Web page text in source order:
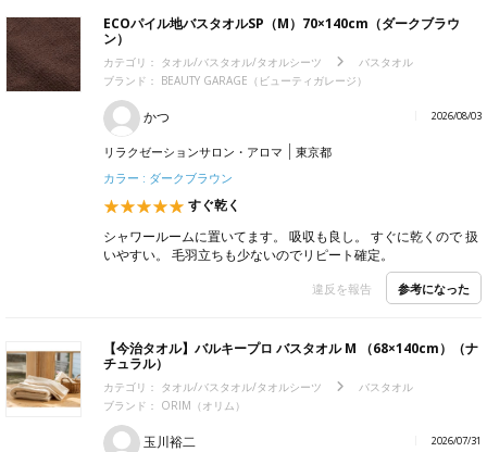
ECOパイル地バスタオルSP（M）70×140cm（ダークブラウ
ン）
カテゴリ： タオル/バスタオル/タオルシーツ
バスタオル
ブランド： BEAUTY GARAGE（ビューティガレージ）
かつ 2026/08/03
リラクゼーションサロン・アロマ
東京都
カラー : ダークブラウン
すぐ乾く
シャワールームに置いてます。 吸収も良し。 すぐに乾くので 扱
いやすい。 毛羽立ちも少ないのでリピート確定。
違反を報告 参考になった
【今治タオル】バルキープロ バスタオル M （68×140cm）（ナ
チュラル）
カテゴリ： タオル/バスタオル/タオルシーツ
バスタオル
ブランド： ORIM（オリム）
玉川裕二 2026/07/31